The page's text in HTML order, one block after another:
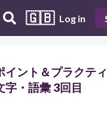
🇬🇧 Log in
イント＆プラクテ
字・語彙 3回目